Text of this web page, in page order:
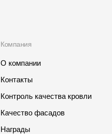
Компания
О компании
Контакты
Контроль качества кровли
Качество фасадов
Награды